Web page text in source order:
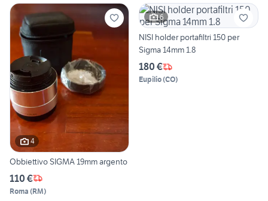
4
Obbiettivo SIGMA 19mm argento
110 €
Roma (RM)
6
NISI holder portafiltri 150 per
Sigma 14mm 1.8
180 €
Eupilio(CO)